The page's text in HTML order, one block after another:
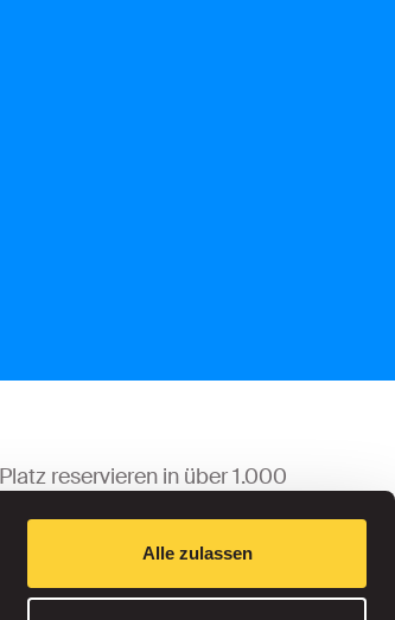
Alle zulassen
Platz reservieren in über 1.000